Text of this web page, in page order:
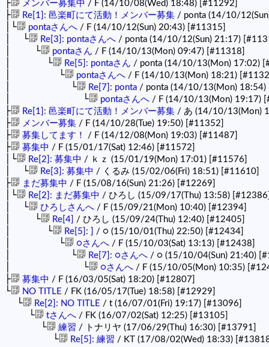
├ メンバー募集中 / F (14/10/08(Wed) 18:48) [#11292]
├ Re[1]: 邑楽町にて活動！メンバー募集 / ponta (14/10/
│└ pontaさんへ / F (14/10/12(Sun) 20:43) [#11315]
│ └ Re[3]: pontaさんへ / ponta (14/10/12(Sun) 21:17)
│ └ pontaさん / F (14/10/13(Mon) 09:47) [#11318]
│ └ Re[5]: pontaさん / ponta (14/10/13(Mon) 17:02)
│ └ pontaさんへ / F (14/10/13(Mon) 18:21)
│ └ Re[7]: ponta / ponta (14/10/13(Mon) 18:54)
│ └ pontaさんへ / F (14/10/13(Mon) 19:17)
├ Re[1]: 邑楽町にて活動！メンバー募集 / あ (14/10/13(Mon)
├ メンバー募集 / F (14/10/28(Tue) 19:50) [#11352]
├ 募集してます！ / F (14/12/08(Mon) 19:03) [#11487]
├ 募集中 / F (15/01/17(Sat) 12:46) [#11572]
│└ Re[2]: 募集中 / ｋｚ (15/01/19(Mon) 17:01) [#11576]
│ └ Re[3]: 募集中 / くるみ (15/02/06(Fri) 18:51) [#11610]
├ まだ募集中 / F (15/08/16(Sun) 21:26) [#12269]
│└ Re[2]: まだ募集中 / ひろし (15/09/17(Thu) 13:58)
│ └ ひろしさんへ / F (15/09/21(Mon) 10:40) [#12394]
│ └ Re[4] / ひろし (15/09/24(Thu) 12:40) [#12405]
│ └ Re[5]: ] / ○ (15/10/01(Thu) 22:50) [#12434]
│ └ ○さんへ / F (15/10/03(Sat) 13:13) [#12438]
│ └ Re[7]: ○さんへ / ○ (15/10/04(Sun) 21:40)
│ └ ○さんへ / F (15/10/05(Mon) 10:35)
├ 募集中 / F (16/03/05(Sat) 18:20) [#12807]
└ NO TITLE / FK (16/05/17(Tue) 18:58) [#12929]
└ Re[2]: NO TITLE / t (16/07/01(Fri) 19:17) [#13096]
└ tさんへ / FK (16/07/02(Sat) 12:25) [#13105]
└ 練習 / トナリヤ (17/06/29(Thu) 16:30) [#13791]
└ Re[5]: 練習 / KT (17/08/02(Wed) 18:33)